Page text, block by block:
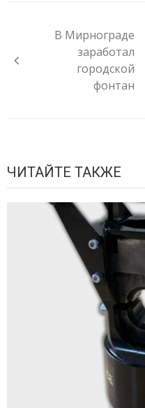
записям
В Мирнограде
заработал
городской
фонтан
ЧИТАЙТЕ ТАКЖЕ